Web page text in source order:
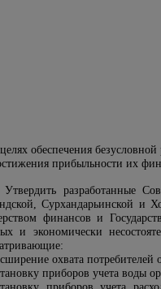
обеспечения
прибыльности их
Утвердить разработанные
Сурхандарьинской и
финансов и
и экономически
охвата
приборов учета воды